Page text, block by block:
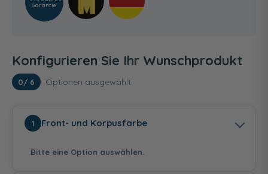
Garantie
Konfigurieren Sie Ihr Wunschprodukt
0/ 6 Optionen ausgewählt
1 Front- und Korpusfarbe
Bitte eine Option auswählen.